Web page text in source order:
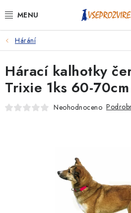
na
PSI
KOČKY
KONĚ
KRÁLÍCI/HLODAVCI/PTÁCI
Hárání
Hárací kalhotky
Trixie 1ks 60-70cm
Neohodnoceno